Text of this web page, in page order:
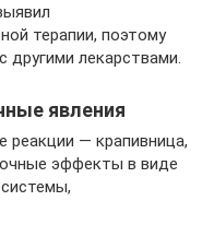
терапии, поэтому
лекарствами.
явления
реакции — крапивница,
эффекты в виде